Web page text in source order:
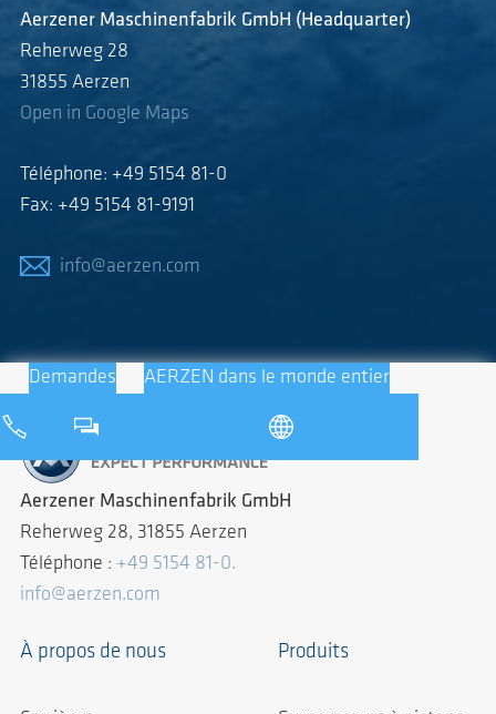
Aerzener Maschinenfabrik GmbH (Headquarter)
Reherweg 28
31855 Aerzen
Open in Google Maps
Téléphone: +49 5154 81-0
Fax: +49 5154 81-9191
info@aerzen.com
Demandes AERZEN dans le monde entier
Aerzener Maschinenfabrik GmbH
Reherweg 28, 31855 Aerzen
Téléphone : +49 5154 81-0.
info@aerzen.com
À propos de nous Produits